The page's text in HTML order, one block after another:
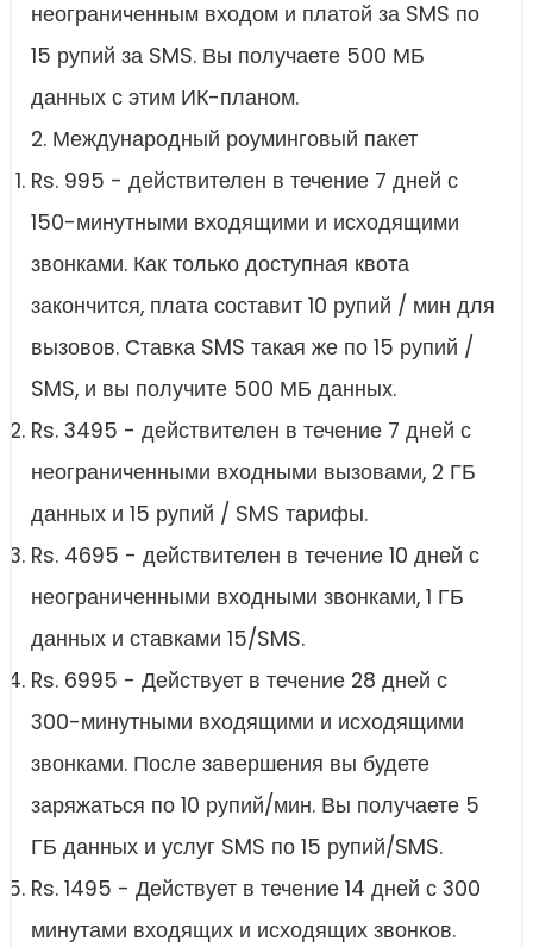
неограниченным входом и платой за SMS по
15 рупий за SMS. Вы получаете 500 МБ
данных с этим ИК-планом.
2. Международный роуминговый пакет
Rs. 995 - действителен в течение 7 дней с
150-минутными входящими и исходящими
звонками. Как только доступная квота
закончится, плата составит 10 рупий / мин для
вызовов. Ставка SMS такая же по 15 рупий /
SMS, и вы получите 500 МБ данных.
Rs. 3495 - действителен в течение 7 дней с
неограниченными входными вызовами, 2 ГБ
данных и 15 рупий / SMS тарифы.
Rs. 4695 - действителен в течение 10 дней с
неограниченными входными звонками, 1 ГБ
данных и ставками 15/SMS.
Rs. 6995 - Действует в течение 28 дней с
300-минутными входящими и исходящими
звонками. После завершения вы будете
заряжаться по 10 рупий/мин. Вы получаете 5
ГБ данных и услуг SMS по 15 рупий/SMS.
Rs. 1495 - Действует в течение 14 дней с 300
минутами входящих и исходящих звонков.